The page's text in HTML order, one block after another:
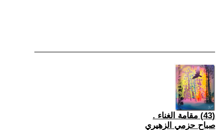
(43) مقامة الغناء .
صباح حزمي الزهيري